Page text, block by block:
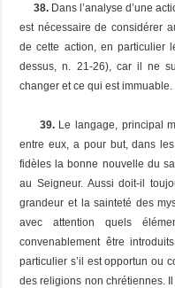
38. Dans l’analyse d’une
est nécessaire de considérer
de cette action, en particulier
dessus, n. 21-26), car il ne
changer et ce qui est immuable.
39. Le langage , principal
entre eux, a pour but, dans
fidèles la bonne nouvelle du
au Seigneur. Aussi doit-il
grandeur et la sainteté des
avec attention quels
convenablement être
particulier s’il est opportun ou
des religions non chrétiennes.